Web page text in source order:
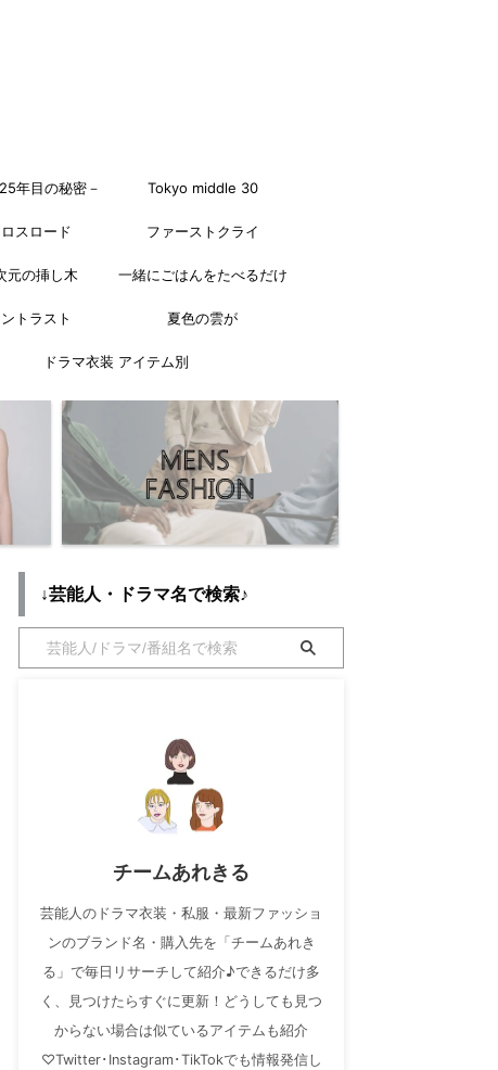
年目の秘密－ Tokyo middle 30
スロード ファーストクライ
元の挿し木 一緒にごはんをたべるだけ
トラスト 夏色の雲が
ドラマ衣装 アイテム別
↓芸能人・ドラマ名で検索♪
チームあれきる
芸能人のドラマ衣装・私服・最新ファッショ
ンのブランド名・購入先を「チームあれき
る」で毎日リサーチして紹介♪できるだけ多
く、見つけたらすぐに更新！どうしても見つ
からない場合は似ているアイテムも紹介
♡Twitter･Instagram･TikTokでも情報発信し